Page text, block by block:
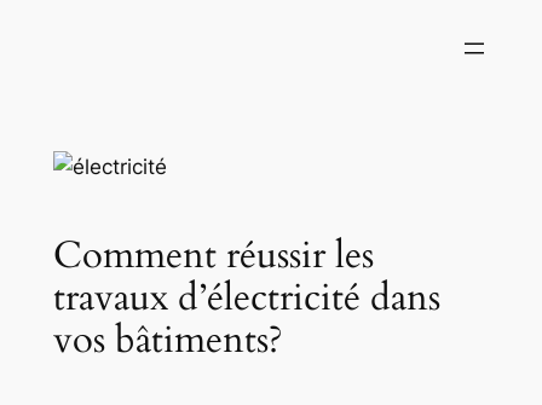
Comment réussir les
travaux d’électricité dans
vos bâtiments?